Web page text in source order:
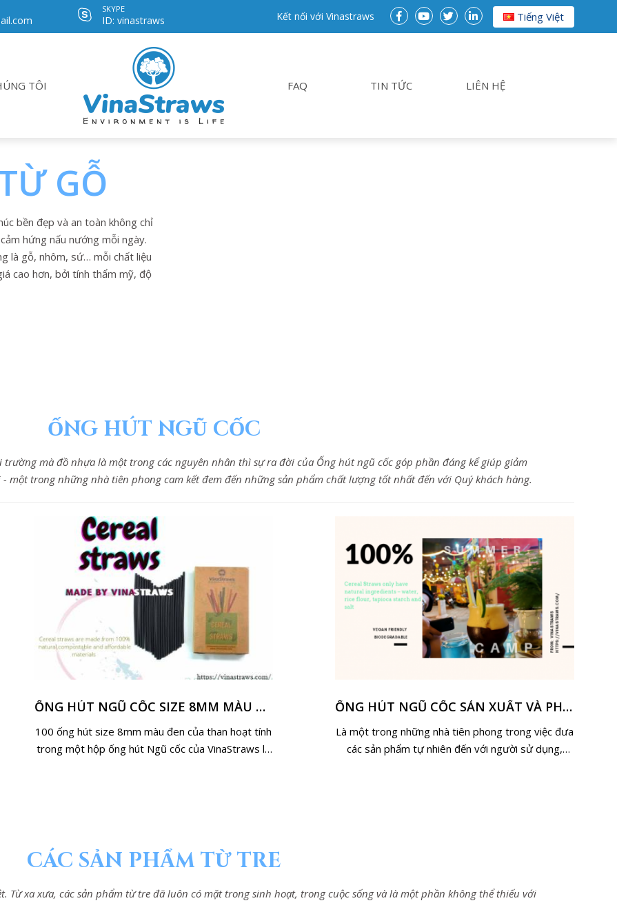
SKYPE
ID: vinastraws Kết nối với Vinastraws Tiếng Việt
TÔI FAQ TIN TỨC LIÊN HỆ
GỖ
bền đẹp và an toàn không chỉ
hứng nấu nướng mỗi ngày.
là gỗ, nhôm, sứ… mỗi chất liệu
cao hơn, bởi tính thẩm mỹ, độ
ỐNG HÚT NGŨ CỐC
mà đồ nhựa là một trong các nguyên nhân thì sự ra đời của Ống hút ngũ cốc góp phần đáng kể giúp giảm
một trong những nhà tiên phong cam kết đem đến những sản phẩm chất lượng tốt nhất đến với Quý khách hàng.
ỐNG HÚT NGŨ CỐC SIZE 8MM MÀU ĐEN TỪ THAN HOẠT TÍNH
100 ống hút size 8mm màu đen của than hoạt tính
trong một hộp ống hút Ngũ cốc của VinaStraws là
ỐNG HÚT NGŨ CỐC SẢN XUẤT VÀ PHÂN PHỐI ĐỘC QUYỀN BỞI VINASTRAWS
Là một trong những nhà tiên phong trong việc đưa
các sản phẩm tự nhiên đến với người sử dụng,
CÁC SẢN PHẨM TỪ TRE
Từ xa xưa, các sản phẩm từ tre đã luôn có mặt trong sinh hoạt, trong cuộc sống và là một phần không thể thiếu với